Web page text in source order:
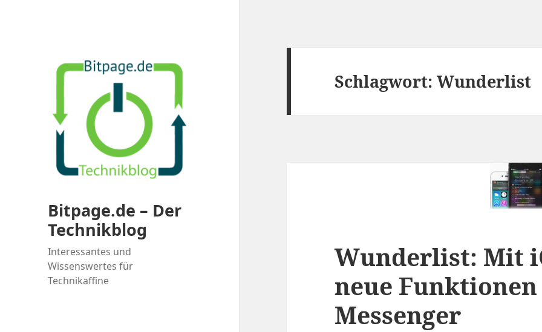
Bitpage.de – Der
Technikblog
Interessantes und
Wissenswertes für
Technikaffine
Schlagwort:Wunderlist
Wunderlist: Mit
neue
Messenger